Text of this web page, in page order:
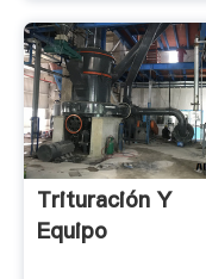
Trituración Y
Equipo